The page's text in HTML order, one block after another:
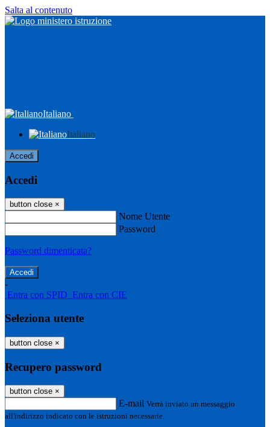
Salta al contenuto
Italiano
Italiano
Accedi
Accedi
button close ×
Nome Utente
Password
Password dimenticata?
-
Entra con SPID Entra con CIE
Seleziona utente
button close ×
Recupero password
button close ×
E-mail Verrà inviato un messaggio
all'indirizzo indicato con le istruzioni necessarie.